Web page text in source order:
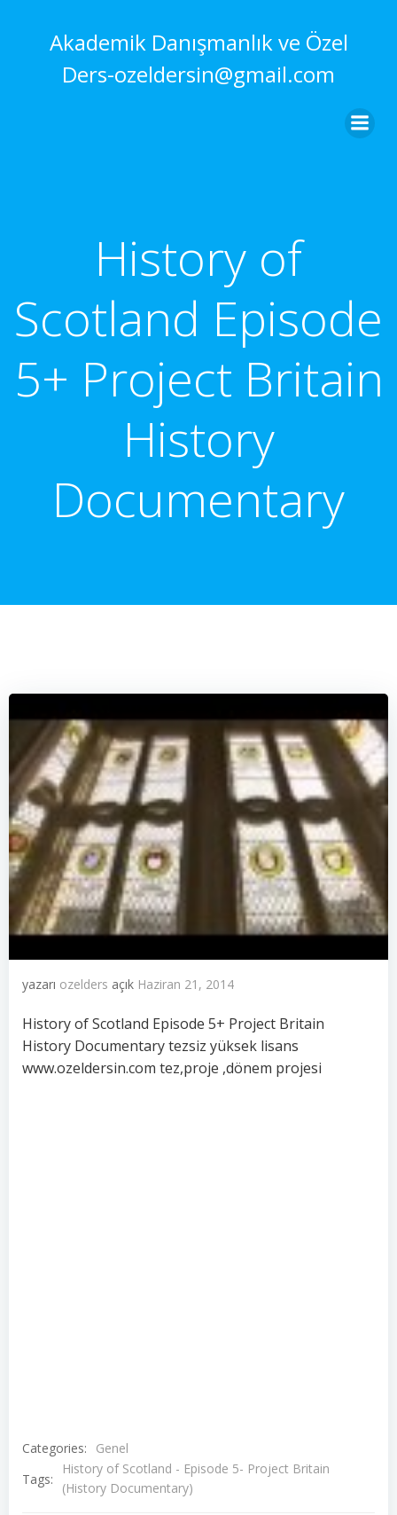
Akademik Danışmanlık ve Özel
Ders-ozeldersin@gmail.com
History of
Scotland Episode
5+ Project Britain
History
Documentary
yazarı ozelders açık Haziran 21, 2014
History of Scotland Episode 5+ Project Britain
History Documentary tezsiz yüksek lisans
www.ozeldersin.com tez,proje ,dönem projesi
Categories:
Genel
Tags:
History of Scotland - Episode 5- Project Britain
(History Documentary)